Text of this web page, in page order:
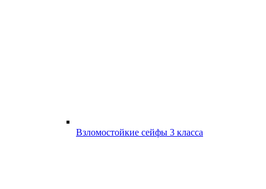
Взломостойкие сейфы 3 класса